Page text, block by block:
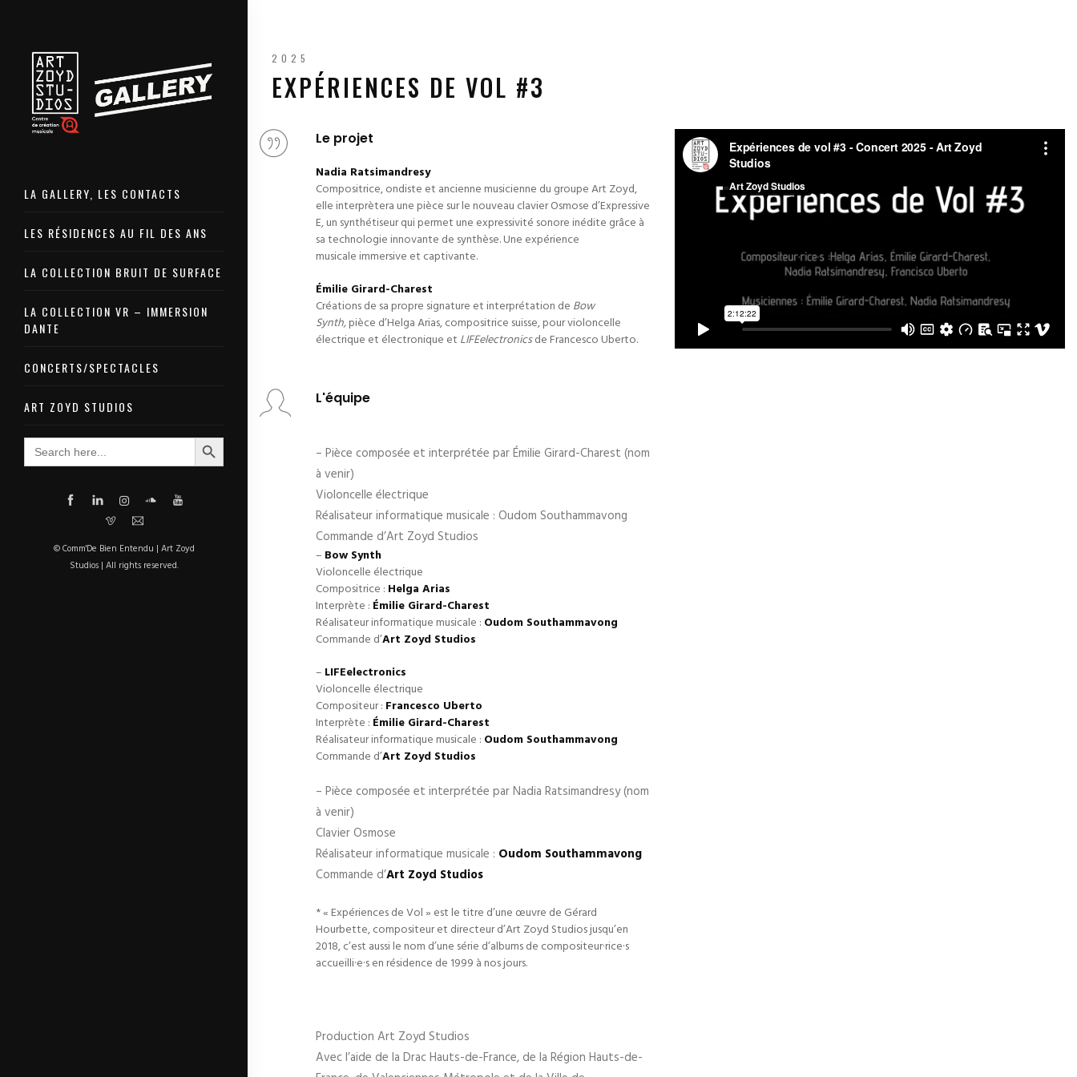
LA GALLERY, LES CONTACTS
LES RÉSIDENCES AU FIL DES ANS
LA COLLECTION BRUIT DE SURFACE
LA COLLECTION VR – IMMERSION
DANTE
CONCERTS/SPECTACLES
ART ZOYD STUDIOS
Search
for:
Search Button
© Comm'De Bien Entendu | Art Zoyd
Studios | All rights reserved.
2025
EXPÉRIENCES DE VOL #3
Le projet
Nadia Ratsimandresy
Compositrice, ondiste et ancienne musicienne du groupe Art Zoyd,
elle interprètera une pièce sur le nouveau clavier Osmose d’Expressive
E, un synthétiseur qui permet une expressivité sonore inédite grâce à
sa technologie innovante de synthèse. Une expérience
musicale immersive et captivante.
Émilie Girard-Charest
Créations de sa propre signature et interprétation de Bow
Synth,pièce d’Helga Arias, compositrice suisse, pour violoncelle
électrique et électronique et LIFEelectronicsde Francesco Uberto.
L'équipe
– Pièce composée et interprétée par Émilie Girard-Charest (nom
à venir)
Violoncelle électrique
Réalisateur informatique musicale : Oudom Southammavong
Commande d’Art Zoyd Studios
– Bow Synth
Violoncelle électrique
Compositrice : Helga Arias
Interprète : Émilie Girard-Charest
Réalisateur informatique musicale : Oudom Southammavong
Commande d’Art Zoyd Studios
– LIFEelectronics
Violoncelle électrique
Compositeur : Francesco Uberto
Interprète : Émilie Girard-Charest
Réalisateur informatique musicale : Oudom Southammavong
Commande d’Art Zoyd Studios
– Pièce composée et interprétée par Nadia Ratsimandresy (nom
à venir)
Clavier Osmose
Réalisateur informatique musicale : Oudom Southammavong
Commande d’Art Zoyd Studios
* « Expériences de Vol » est le titre d’une œuvre de Gérard
Hourbette, compositeur et directeur d’Art Zoyd Studios jusqu’en
2018, c’est aussi le nom d’une série d’albums de compositeur·rice·s
accueilli·e·s en résidence de 1999 à nos jours.
Production Art Zoyd Studios
Avec l’aide de la Drac Hauts-de-France, de la Région Hauts-de-